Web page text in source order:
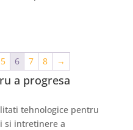
5 6 7 8 →
a progresa
tehnologice pentru
si intretinere a